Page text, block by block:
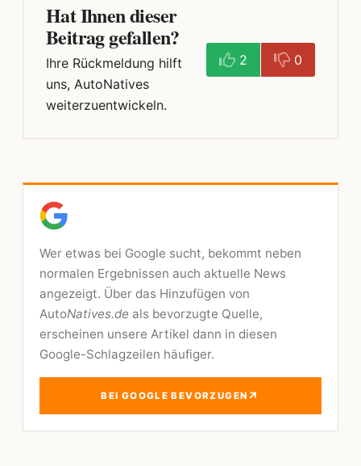
Hat Ihnen dieser
Beitrag gefallen?
Ihre Rückmeldung hilft
uns, AutoNatives
weiterzuentwickeln.
2 0
Wer etwas bei Google sucht, bekommt neben
normalen Ergebnissen auch aktuelle News
angezeigt. Über das Hinzufügen von
AutoNatives.de als bevorzugte Quelle,
erscheinen unsere Artikel dann in diesen
Google-Schlagzeilen häufiger.
BEI GOOGLE BEVORZUGEN ↗